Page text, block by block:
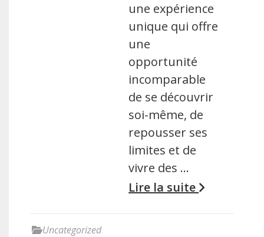
une expérience
unique qui offre
une
opportunité
incomparable
de se découvrir
soi-même, de
repousser ses
limites et de
vivre des …
Lire la suite
Uncategorized